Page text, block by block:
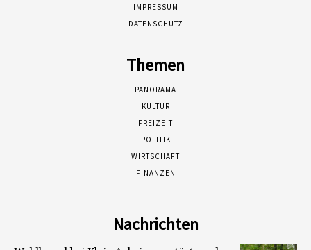
IMPRESSUM
DATENSCHUTZ
Themen
PANORAMA
KULTUR
FREIZEIT
POLITIK
WIRTSCHAFT
FINANZEN
Nachrichten